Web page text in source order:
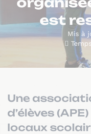
est
Mis à
Une
d’élèves
locaux